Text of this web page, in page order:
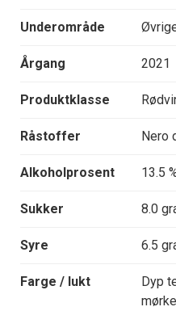
Underområde
Årgang 2021
Produktklasse
Råstoffer Nero
Alkoholprosent 13.5
Sukker 8.0
Syre 6.5
Farge / lukt
Dyp